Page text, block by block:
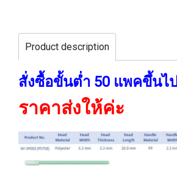
Product description
สั่งซื้อขั้นต่ำ 50 แพคขึ้นไป
ราคาส่งให้ค่ะ